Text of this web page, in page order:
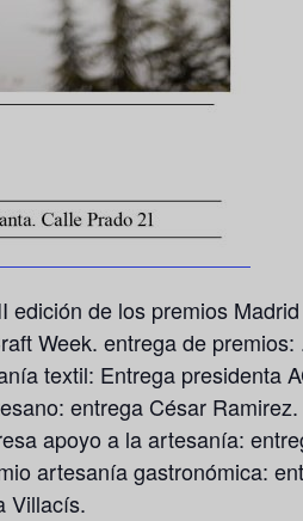
de los premios
Week. entrega de
textil: Entrega presidenta
entrega César
apoyo a la artesanía:
artesanía gastronómica:
Villacís.